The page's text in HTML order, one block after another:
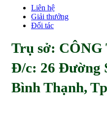
Liên hệ
Giải thưởng
Đối tác
Trụ sở:
Đ/c: 26 Đường
Bình Thạnh,